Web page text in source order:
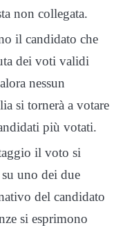
non collegata.
il candidato che
dei voti validi
nessun
si tornerà a votare
più votati.
il voto si
uno dei due
del candidato
si esprimono